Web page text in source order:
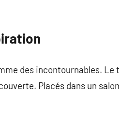
des incontournables. Le
Placés dans un